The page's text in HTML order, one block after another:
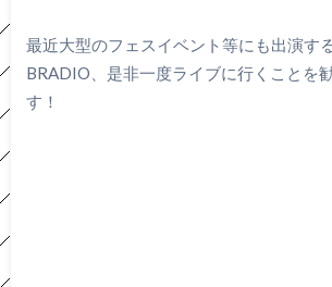
最近大型のフェスイベント等にも出演す
BRADIO、是非一度ライブに行くことを
す！